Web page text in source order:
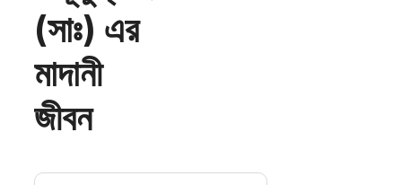
(সাঃ) এর
মাদানী
জীবন